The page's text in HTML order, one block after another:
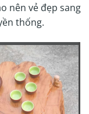
nên vẻ đẹp sang
thống.